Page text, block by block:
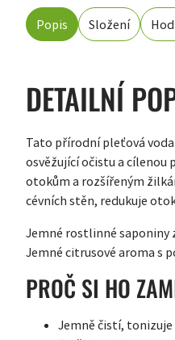
Popis Složení
DETAILNÍ
Tato přírodní pleťová
osvěžující očistu a cílenou
otokům a rozšířeným
cévních stěn, redukuje
Jemné rostlinné saponiny
Jemné citrusové aroma s
PROČ SI HO
Jemně čistí, tonizuje